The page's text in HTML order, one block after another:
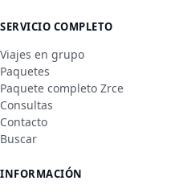
SERVICIO COMPLETO
Viajes en grupo
Paquetes
Paquete completo Zrce
Consultas
Contacto
Buscar
INFORMACIÓN